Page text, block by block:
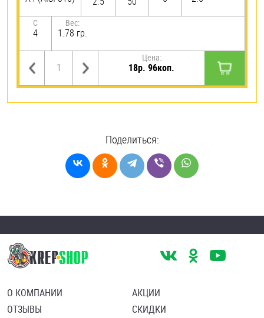
C
4
Вес:
1.78 гр.
Цена:
18р. 96коп.
Поделиться:
О КОМПАНИИ
ОТЗЫВЫ
АКЦИИ
СКИДКИ